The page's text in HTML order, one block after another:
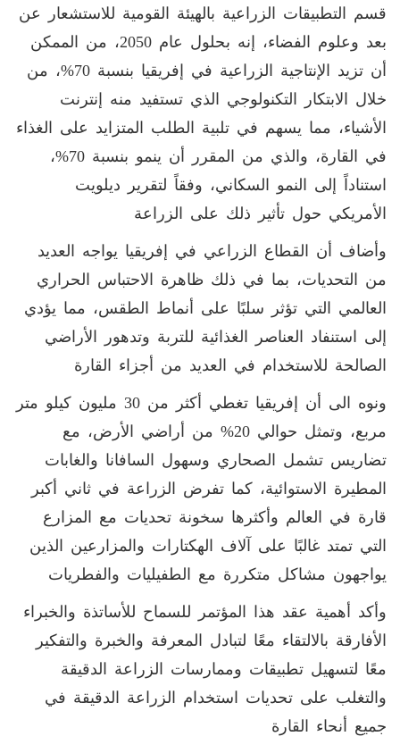
قسم التطبيقات الزراعية بالهيئة القومية للاستشعار عن
بعد وعلوم الفضاء، إنه بحلول عام 2050، من الممكن
أن تزيد الإنتاجية الزراعية في إفريقيا بنسبة 70%، من
خلال الابتكار التكنولوجي الذي تستفيد منه إنترنت
الأشياء، مما يسهم في تلبية الطلب المتزايد على الغذاء
في القارة، والذي من المقرر أن ينمو بنسبة 70%،
استناداً إلى النمو السكاني، وفقاً لتقرير ديلويت
الأمريكي حول تأثير ذلك على الزراعة
وأضاف أن القطاع الزراعي في إفريقيا يواجه العديد
من التحديات، بما في ذلك ظاهرة الاحتباس الحراري
العالمي التي تؤثر سلبًا على أنماط الطقس، مما يؤدي
إلى استنفاد العناصر الغذائية للتربة وتدهور الأراضي
الصالحة للاستخدام في العديد من أجزاء القارة
ونوه الى أن إفريقيا تغطي أكثر من 30 مليون كيلو متر
مربع، وتمثل حوالي 20% من أراضي الأرض، مع
تضاريس تشمل الصحاري وسهول السافانا والغابات
المطيرة الاستوائية، كما تفرض الزراعة في ثاني أكبر
قارة في العالم وأكثرها سخونة تحديات مع المزارع
التي تمتد غالبًا على آلاف الهكتارات والمزارعين الذين
يواجهون مشاكل متكررة مع الطفيليات والفطريات
وأكد أهمية عقد هذا المؤتمر للسماح للأساتذة والخبراء
الأفارقة بالالتقاء معًا لتبادل المعرفة والخبرة والتفكير
معًا لتسهيل تطبيقات وممارسات الزراعة الدقيقة
والتغلب على تحديات استخدام الزراعة الدقيقة في
جميع أنحاء القارة